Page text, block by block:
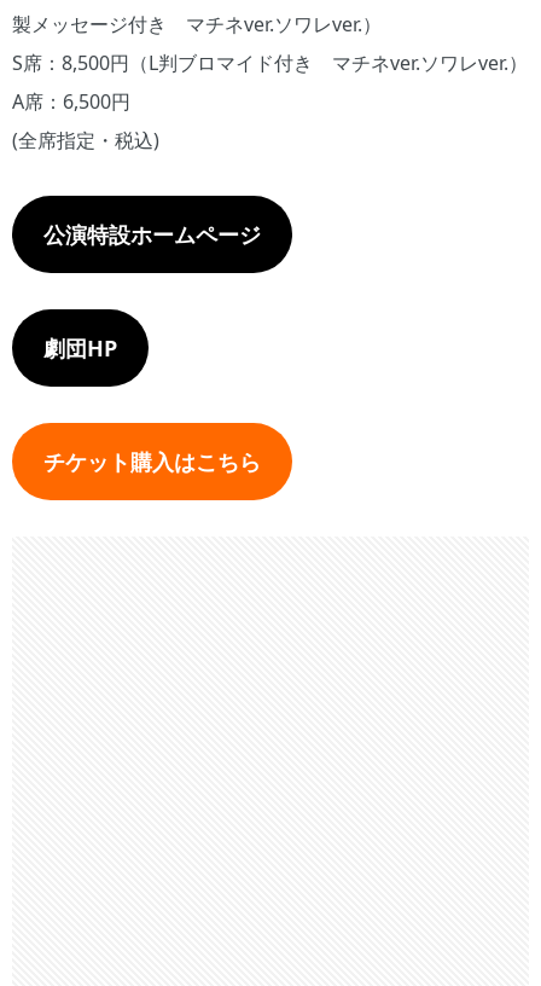
製メッセージ付き マチネver.ソワレver.）
S席：8,500円（L判ブロマイド付き マチネver.ソワレver.）
A席：6,500円
(全席指定・税込)
公演特設ホームページ
劇団HP
チケット購入はこちら